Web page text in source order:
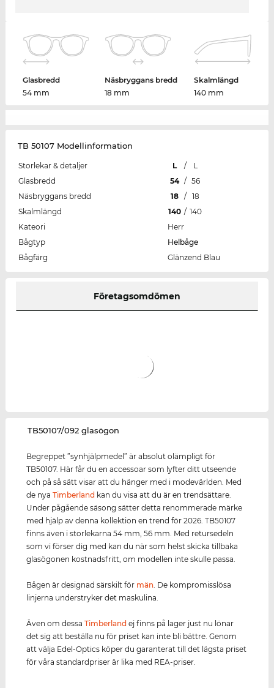
Glasbredd
54 mm
Näsbryggans bredd
18 mm
Skalmlängd
140 mm
TB 50107 Modellinformation
Storlekar & detaljer L /
L
Glasbredd
54 / 56
Näsbryggans bredd
18 /
18
Skalmlängd
140 / 140
Kateori
Herr
Bågtyp
Helbåge
Bågfärg
Glänzend Blau
Företagsomdömen
‌TB50107/092 glasögon
Begreppet ”synhjälpmedel” är absolut olämpligt för
TB50107. Här får du en accessoar som lyfter ditt utseende
och på så sätt visar att du hänger med i modevärlden. Med
de nyaTimberland kan du visa att du är en trendsättare.
Under pågående säsong sätter detta renommerade märke
med hjälp av denna kollektion en trend för 2026. TB50107
finns även i storlekarna 54 mm, 56 mm. Med retursedeln
som vi förser dig med kan du när som helst skicka tillbaka
glasögonen kostnadsfritt, om modellen inte skulle passa.
Bågen är designad särskilt för män . De kompromisslösa
linjerna understryker det maskulina.
Även om dessaTimberland ej finns på lager just nu lönar
det sig att beställa nu för priset kan inte bli bättre. Genom
att välja Edel-Optics köper du garanterat till det lägsta priset
för våra standardpriser är lika med REA-priser.